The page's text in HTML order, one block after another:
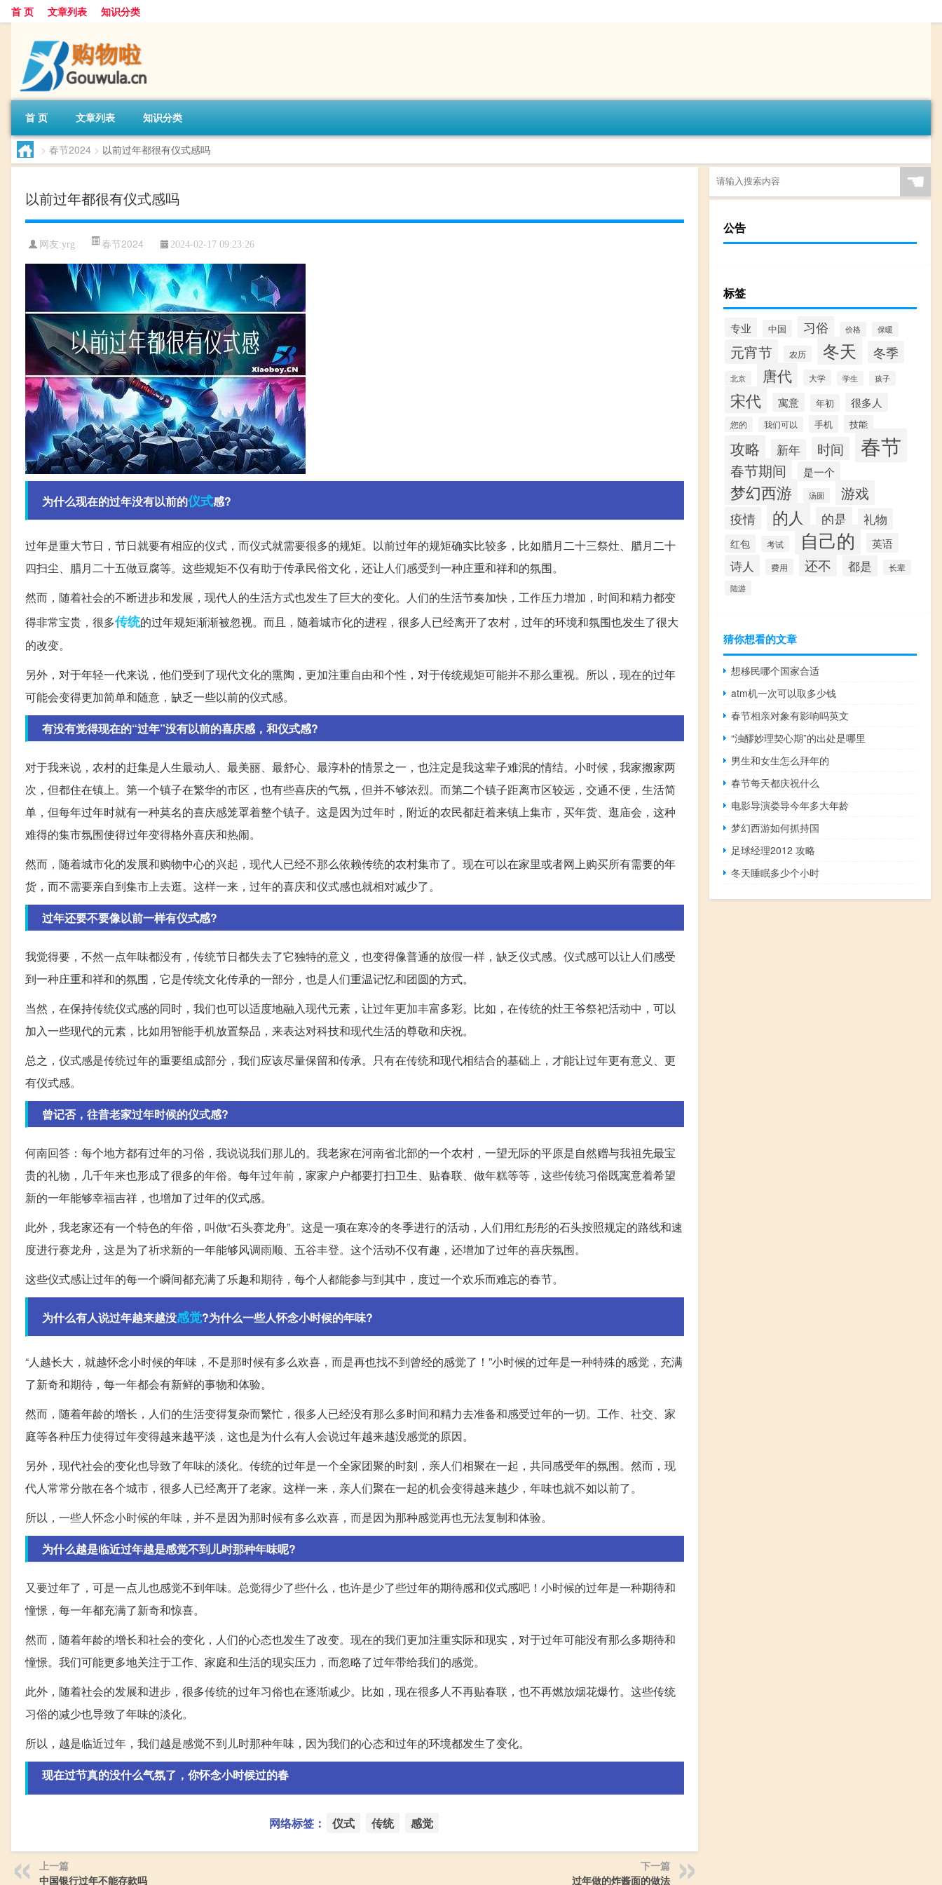
首 页 文章列表 知识分类
首 页 文章列表 知识分类
> 春节2024 > 以前过年都很有仪式感吗
以前过年都很有仪式感吗
网友:yrg 春节2024 2024-02-17 09:23:26
为什么现在的过年没有以前的仪式感?
过年是重大节日，节日就要有相应的仪式，而仪式就需要很多的规矩。以前过年的规矩确实比较多，比如腊月二十三祭灶、腊月二十
四扫尘、腊月二十五做豆腐等。这些规矩不仅有助于传承民俗文化，还让人们感受到一种庄重和祥和的氛围。
然而，随着社会的不断进步和发展，现代人的生活方式也发生了巨大的变化。人们的生活节奏加快，工作压力增加，时间和精力都变
得非常宝贵，很多传统的过年规矩渐渐被忽视。而且，随着城市化的进程，很多人已经离开了农村，过年的环境和氛围也发生了很大
的改变。
另外，对于年轻一代来说，他们受到了现代文化的熏陶，更加注重自由和个性，对于传统规矩可能并不那么重视。所以，现在的过年
可能会变得更加简单和随意，缺乏一些以前的仪式感。
有没有觉得现在的“过年”没有以前的喜庆感，和仪式感?
对于我来说，农村的赶集是人生最动人、最美丽、最舒心、最淳朴的情景之一，也注定是我这辈子难泯的情结。小时候，我家搬家两
次，但都住在镇上。第一个镇子在繁华的市区，也有些喜庆的气氛，但并不够浓烈。而第二个镇子距离市区较远，交通不便，生活简
单，但每年过年时就有一种莫名的喜庆感笼罩着整个镇子。这是因为过年时，附近的农民都赶着来镇上集市，买年货、逛庙会，这种
难得的集市氛围使得过年变得格外喜庆和热闹。
然而，随着城市化的发展和购物中心的兴起，现代人已经不那么依赖传统的农村集市了。现在可以在家里或者网上购买所有需要的年
货，而不需要亲自到集市上去逛。这样一来，过年的喜庆和仪式感也就相对减少了。
过年还要不要像以前一样有仪式感?
我觉得要，不然一点年味都没有，传统节日都失去了它独特的意义，也变得像普通的放假一样，缺乏仪式感。仪式感可以让人们感受
到一种庄重和祥和的氛围，它是传统文化传承的一部分，也是人们重温记忆和团圆的方式。
当然，在保持传统仪式感的同时，我们也可以适度地融入现代元素，让过年更加丰富多彩。比如，在传统的灶王爷祭祀活动中，可以
加入一些现代的元素，比如用智能手机放置祭品，来表达对科技和现代生活的尊敬和庆祝。
总之，仪式感是传统过年的重要组成部分，我们应该尽量保留和传承。只有在传统和现代相结合的基础上，才能让过年更有意义、更
有仪式感。
曾记否，往昔老家过年时候的仪式感?
何南回答：每个地方都有过年的习俗，我说说我们那儿的。我老家在河南省北部的一个农村，一望无际的平原是自然赠与我祖先最宝
贵的礼物，几千年来也形成了很多的年俗。每年过年前，家家户户都要打扫卫生、贴春联、做年糕等等，这些传统习俗既寓意着希望
新的一年能够幸福吉祥，也增加了过年的仪式感。
此外，我老家还有一个特色的年俗，叫做“石头赛龙舟”。这是一项在寒冷的冬季进行的活动，人们用红彤彤的石头按照规定的路线和速
度进行赛龙舟，这是为了祈求新的一年能够风调雨顺、五谷丰登。这个活动不仅有趣，还增加了过年的喜庆氛围。
这些仪式感让过年的每一个瞬间都充满了乐趣和期待，每个人都能参与到其中，度过一个欢乐而难忘的春节。
为什么有人说过年越来越没感觉?为什么一些人怀念小时候的年味?
“人越长大，就越怀念小时候的年味，不是那时候有多么欢喜，而是再也找不到曾经的感觉了！”小时候的过年是一种特殊的感觉，充满
了新奇和期待，每一年都会有新鲜的事物和体验。
然而，随着年龄的增长，人们的生活变得复杂而繁忙，很多人已经没有那么多时间和精力去准备和感受过年的一切。工作、社交、家
庭等各种压力使得过年变得越来越平淡，这也是为什么有人会说过年越来越没感觉的原因。
另外，现代社会的变化也导致了年味的淡化。传统的过年是一个全家团聚的时刻，亲人们相聚在一起，共同感受年的氛围。然而，现
代人常常分散在各个城市，很多人已经离开了老家。这样一来，亲人们聚在一起的机会变得越来越少，年味也就不如以前了。
所以，一些人怀念小时候的年味，并不是因为那时候有多么欢喜，而是因为那种感觉再也无法复制和体验。
为什么越是临近过年越是感觉不到儿时那种年味呢?
又要过年了，可是一点儿也感觉不到年味。总觉得少了些什么，也许是少了些过年的期待感和仪式感吧！小时候的过年是一种期待和
憧憬，每一年都充满了新奇和惊喜。
然而，随着年龄的增长和社会的变化，人们的心态也发生了改变。现在的我们更加注重实际和现实，对于过年可能没有那么多期待和
憧憬。我们可能更多地关注于工作、家庭和生活的现实压力，而忽略了过年带给我们的感觉。
此外，随着社会的发展和进步，很多传统的过年习俗也在逐渐减少。比如，现在很多人不再贴春联，也不再燃放烟花爆竹。这些传统
习俗的减少也导致了年味的淡化。
所以，越是临近过年，我们越是感觉不到儿时那种年味，因为我们的心态和过年的环境都发生了变化。
现在过节真的没什么气氛了，你怀念小时候过的春
网络标签： 仪式 传统 感觉
上一篇
中国银行过年不能存款吗
下一篇
过年做的炸酱面的做法
☚
公告
标签
专业 中国 习俗 价格 保暖
元宵节 农历 冬天 冬季
北京 唐代 大学 学生 孩子
宋代 寓意 年初 很多人
您的 我们可以 手机 技能
攻略 新年 时间 春节
春节期间 是一个
梦幻西游 汤圆 游戏
疫情 的人 的是 礼物
红包 考试 自己的 英语
诗人 费用 还不 都是 长辈
陆游
猜你想看的文章
想移民哪个国家合适
atm机一次可以取多少钱
春节相亲对象有影响吗英文
“浊醪妙理契心期”的出处是哪里
男生和女生怎么拜年的
春节每天都庆祝什么
电影导演娄导今年多大年龄
梦幻西游如何抓持国
足球经理2012 攻略
冬天睡眠多少个小时